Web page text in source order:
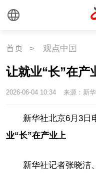
首页 > 观点中国
让就业“长”在产
2026-06-04 10:34 来源：新
新华社北京6月3日
业“长”在产业上
新华社记者张晓洁